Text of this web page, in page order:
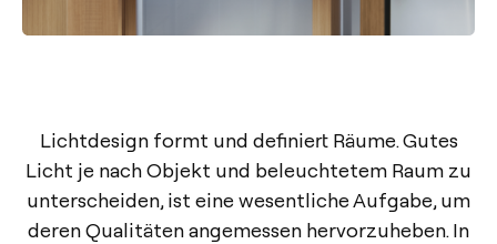
Lichtdesign formt und definiert Räume. Gutes
Licht je nach Objekt und beleuchtetem Raum zu
unterscheiden, ist eine wesentliche Aufgabe, um
deren Qualitäten angemessen hervorzuheben. In